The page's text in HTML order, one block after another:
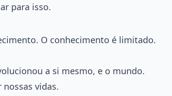
para isso.
O conhecimento é limitado.
a si mesmo, e o mundo.
vidas.